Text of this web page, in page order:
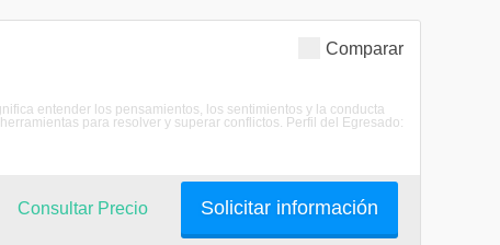
Comparar
entender los pensamientos, los sentimientos y la conducta
para resolver y superar conflictos. Perfil del Egresado:
Solicitar información
Consultar Precio